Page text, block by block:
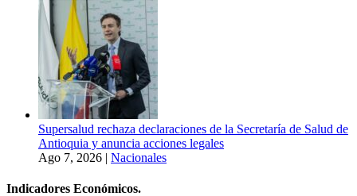
Supersalud rechaza declaraciones de la Secretaría de Salud de
Antioquia y anuncia acciones legales
Ago 7, 2026 | Nacionales
Indicadores Económicos.